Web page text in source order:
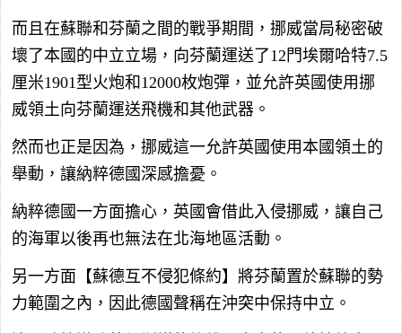
而且在蘇聯和芬蘭之間的戰爭期間，挪威當局秘密破
壞了本國的中立立場，向芬蘭運送了12門埃爾哈特7.5
厘米1901型火炮和12000枚炮彈，並允許英國使用挪
威領土向芬蘭運送飛機和其他武器。
然而也正是因為，挪威這一允許英國使用本國領土的
舉動，讓納粹德國深感擔憂。
納粹德國一方面擔心，英國會借此入侵挪威，讓自己
的海軍以後再也無法在北海地區活動。
另一方面【蘇德互不侵犯條約】將芬蘭置於蘇聯的勢
力範圍之內，因此德國聲稱在沖突中保持中立。